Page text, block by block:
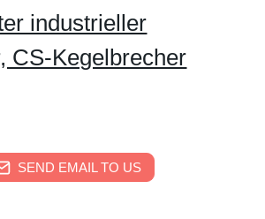
industrieller
CS-Kegelbrecher
SEND EMAIL TO US